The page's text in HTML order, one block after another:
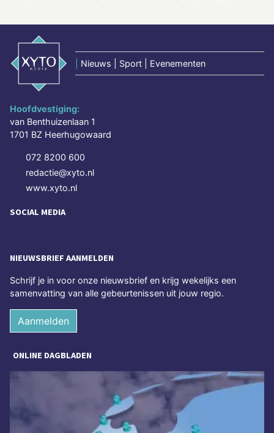
Nieuws | Sport | Evenementen
Hoofdvestiging:
van Benthuizenlaan 1
1701 BZ Heerhugowaard
072 8200 600
redactie@xyto.nl
www.xyto.nl
SOCIAL MEDIA
NIEUWSBRIEF AANMELDEN
Schrijf je in voor onze nieuwsbrief en krijg wekelijks een
samenvatting van alle gebeurtenissen uit jouw regio.
Aanmelden
ONLINE DAGBLADEN